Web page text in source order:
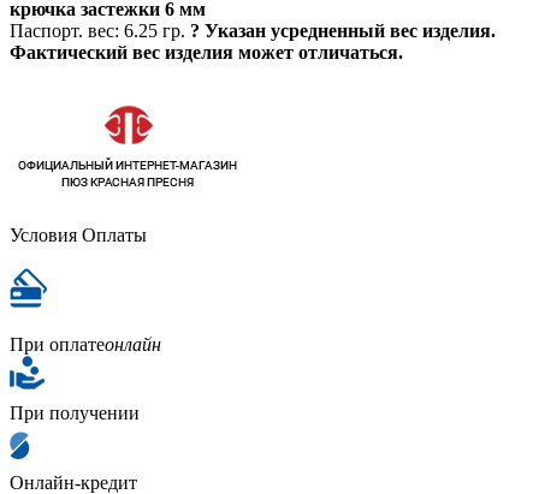
крючка застежки 6 мм
Паспорт. вес: 6.25 гр. ? Указан усредненный вес изделия.
Фактический вес изделия может отличаться.
Условия Оплаты
При оплатеонлайн
При получении
Онлайн-кредит